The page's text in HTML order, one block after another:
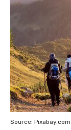
Source: Pixabay.com